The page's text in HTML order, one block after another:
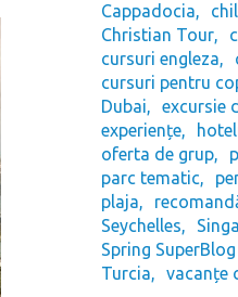
Cappadocia
Christian Tour
cursuri engleza
cursuri pentru
Dubai
excursie
experiențe
oferta de grup
parc tematic
plaja
Seychelles
Spring
Turcia
vacanțe